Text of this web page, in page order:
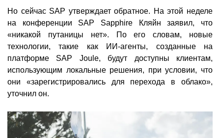
Но сейчас SAP утверждает обратное. На этой неделе
на конференции SAP Sapphire Кляйн заявил, что
«никакой путаницы нет». По его словам, новые
технологии, такие как ИИ-агенты, созданные на
платформе SAP Joule, будут доступны клиентам,
использующим локальные решения, при условии, что
они «зарегистрировались для перехода в облако»,
уточнил он.